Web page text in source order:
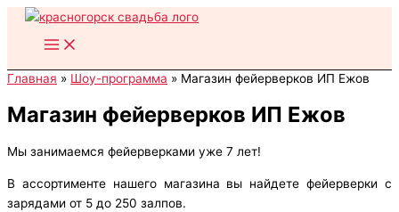
Перейти
Главная
Шоу-программа Магазин фейерверков ИП Ежов
Магазин фейерверков ИП Ежов
Мы занимаемся фейерверками уже 7 лет!
В ассортименте нашего магазина вы найдете фейерверки с
зарядами от 5 до 250 залпов.